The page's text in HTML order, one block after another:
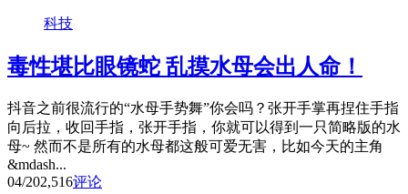
科技
毒性堪比眼镜蛇 乱摸水母会出人命！
抖音之前很流行的“水母手势舞”你会吗？张开手掌再捏住手指
向后拉，收回手指，张开手指，你就可以得到一只简略版的水
母~ 然而不是所有的水母都这般可爱无害，比如今天的主角
&mdash...
04/202,516评论